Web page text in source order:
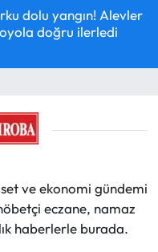
dolu yangın! Alevler
doğru ilerledi
ve ekonomi gündemi
eczane, namaz
haberlerle burada.